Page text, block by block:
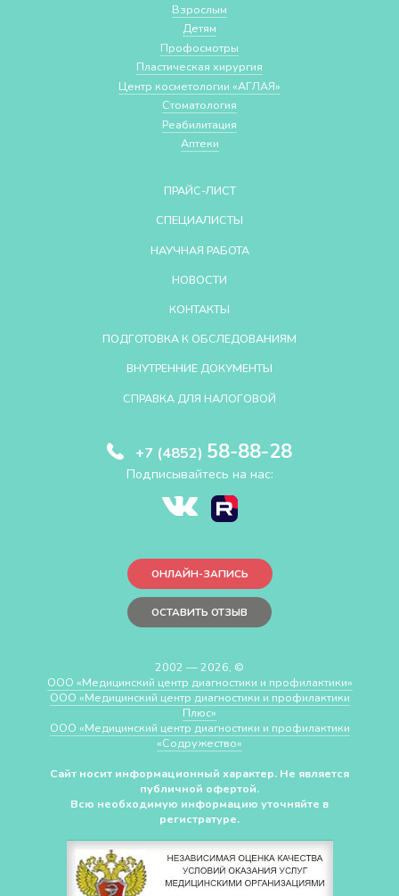
Взрослым
Детям
Профосмотры
Пластическая хирургия
Центр косметологии «АГЛАЯ»
Стоматология
Реабилитация
Аптеки
ПРАЙС-ЛИСТ
СПЕЦИАЛИСТЫ
НАУЧНАЯ РАБОТА
НОВОСТИ
КОНТАКТЫ
ПОДГОТОВКА К ОБСЛЕДОВАНИЯМ
ВНУТРЕННИЕ ДОКУМЕНТЫ
СПРАВКА ДЛЯ НАЛОГОВОЙ
+7 (4852) 58-88-28
Подписывайтесь на нас:
ОНЛАЙН-ЗАПИСЬ
ОСТАВИТЬ ОТЗЫВ
2002 — 2026, ©
ООО «Медицинский центр диагностики и профилактики»
ООО «Медицинский центр диагностики и профилактики
Плюс»
ООО «Медицинский центр диагностики и профилактики
«Cодружество»
Сайт носит информационный характер. Не является
публичной офертой.
Всю необходимую информацию уточняйте в
регистратуре.